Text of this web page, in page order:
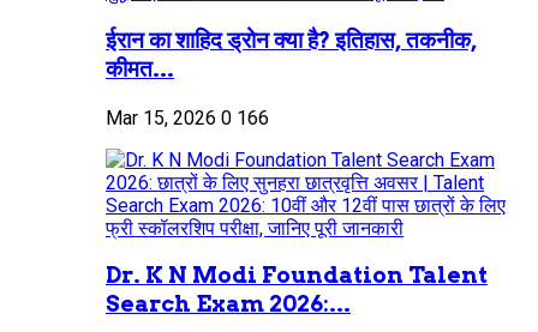
ईरान का शाहिद ड्रोन क्या है? इतिहास, तकनीक,
कीमत...
Mar 15, 2026 0 166
Dr. K N Modi Foundation Talent
Search Exam 2026:...